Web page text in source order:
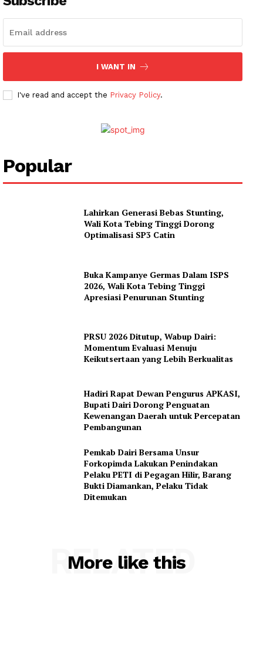
I WANT IN
I've read and accept the Privacy Policy.
Popular
Lahirkan Generasi Bebas Stunting,
Wali Kota Tebing Tinggi Dorong
Optimalisasi SP3 Catin
Buka Kampanye Germas Dalam ISPS
2026, Wali Kota Tebing Tinggi
Apresiasi Penurunan Stunting
PRSU 2026 Ditutup, Wabup Dairi:
Momentum Evaluasi Menuju
Keikutsertaan yang Lebih Berkualitas
Hadiri Rapat Dewan Pengurus APKASI,
Bupati Dairi Dorong Penguatan
Kewenangan Daerah untuk Percepatan
Pembangunan
Pemkab Dairi Bersama Unsur
Forkopimda Lakukan Penindakan
Pelaku PETI di Pegagan Hilir, Barang
Bukti Diamankan, Pelaku Tidak
Ditemukan
More like this
RELATED